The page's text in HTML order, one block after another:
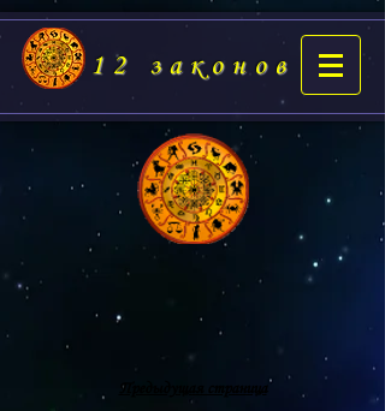
12 законов
Предыдущая страница